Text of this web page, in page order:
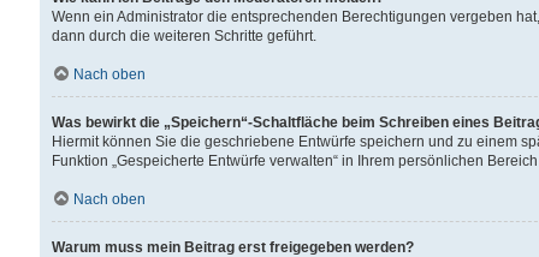
Wenn ein Administrator die entsprechenden Berechtigungen vergeben
dann durch die weiteren Schritte geführt.
Nach oben
Was bewirkt die „Speichern“-Schaltfläche beim Schreiben eines
Hiermit können Sie die geschriebene Entwürfe speichern und zu einem
Funktion „Gespeicherte Entwürfe verwalten“ in Ihrem persönlichen
Nach oben
Warum muss mein Beitrag erst freigegeben werden?